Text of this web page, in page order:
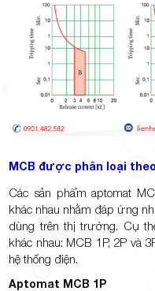
MCB được phân loại
Các sản phẩm aptomat
khác nhau nhằm đáp ứng
dùng trên thị trường. Cụ
khác nhau: MCB 1P, 2P và
hệ thống điện.
Aptomat MCB 1P